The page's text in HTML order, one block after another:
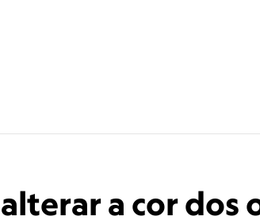
a cor dos